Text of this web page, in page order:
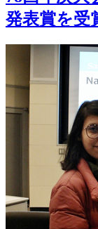
発表賞を受